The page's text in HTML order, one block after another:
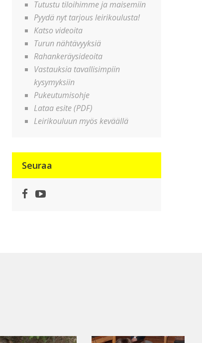
Tutustu tiloihimme ja maisemiin
Pyydä nyt tarjous leirikoulusta!
Katso videoita
Turun nähtävyyksiä
Rahankeräysideoita
Vastauksia tavallisimpiin
kysymyksiin
Pukeutumisohje
Lataa esite (PDF)
Leirikouluun myös keväällä
Seuraa
Facebook
YouTube